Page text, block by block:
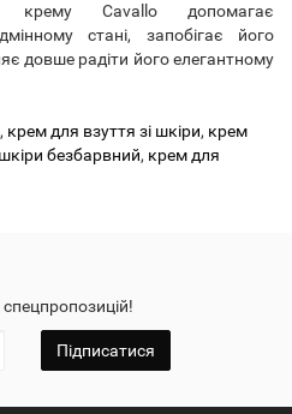
крему Cavallo допомагає
стані, запобігає його
довше радіти його елегантному
, крем для взуття зі шкіри, крем
безбарвний, крем для
спецпропозицій!
Підписатися